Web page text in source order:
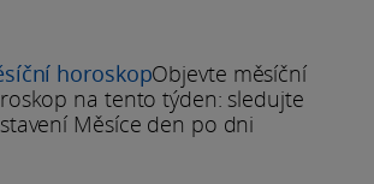
horoskopObjevte měsíční
na tento týden: sledujte
Měsíce den po dni